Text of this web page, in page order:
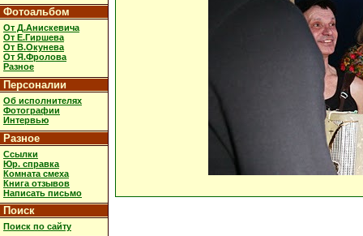
Фотоальбом
От Д.Анискевича
От Е.Гиршева
От В.Окунева
От Я.Фролова
Разное
Персоналии
Об исполнителях
Фотографии
Интервью
Разное
Ссылки
Юр. справка
Комната смеха
Книга отзывов
Написать письмо
Поиск
Поиск по сайту